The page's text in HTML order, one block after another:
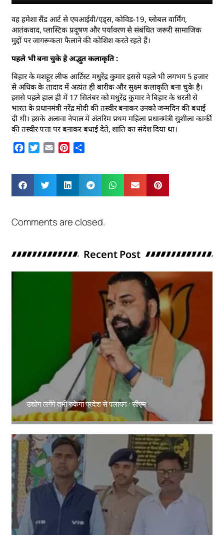
वह हमेशा सैंड आर्ट से एचआईवी/एड्स, कोविड-19, ग्लोबल वार्मिंग,
आतंकवाद, प्लास्टिक प्रदूषण और पर्यावरण से संबंधित जरूरी सामाजिक
मुद्दों पर जागरूकता फैलाने की कोशिश करते रहते हैं।
पहले भी बना चुके है अद्भुत कलाकृति :
बिहार के मशहूर लीफ आर्टिस्ट मधुरेंद्र कुमार इससे पहले भी लगभग 5 हजार
से अधिक के तादाद में अत्यंत ही बारीक और सुक्ष्म कलाकृति बना चुके है।
इससे पहले हाल ही में 17 सितंबर को मधुरेंद्र कुमार ने बिहार के धरती से
भारत के प्रधानमंत्री नरेंद्र मोदी की तस्वीर बनाकर उनको जन्मदिन की बधाई
दी थी। इसके अलावा नेपाल में अंतरिम प्रथम महिला प्रधानमंत्री सुशीला कार्की
की तस्वीर पत्ता पर बनाकर बधाई देते, शांति का संदेश दिया था।
Facebook
Twitter
Email Pinterest
Comments are closed.
Recent Post
उद्योग लगेंगे तभी रुकेगा प्रदेश से पलायन : सीएम
Amit Lekh